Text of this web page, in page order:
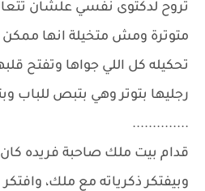
تروح لدكتوى نفسي علشان
متوترة ومش متخيلة انها
تحكيله كل اللي جواها وتفتح
رجليها بتوتر وهي بتبص للباب
..............
قدام بيت ملك صاحبة فريده كان
وبيفتكر ذكرياته مع ملك،